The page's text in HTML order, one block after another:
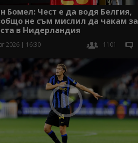
Бомел: Чест е да водя Белгия,
не съм мислил да чакам за
в Нидерландия
2026 | 16:30 1101